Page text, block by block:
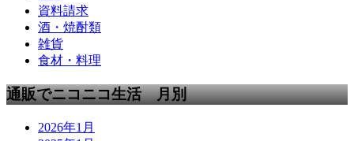
資料請求
酒・焼酎類
雑貨
食材・料理
通販でニコニコ生活 月別
2026年1月